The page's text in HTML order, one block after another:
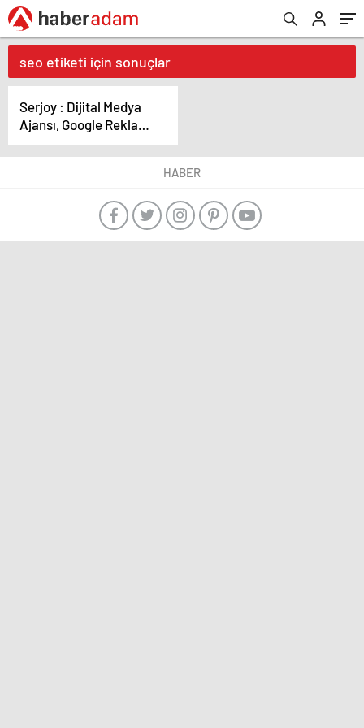
seo etiketi için sonuçlar
Serjoy : Dijital Medya
Ajansı, Google Reklam
Ajansı, SEO Ajansı ve
Web Tasarım Ajansı
HABER